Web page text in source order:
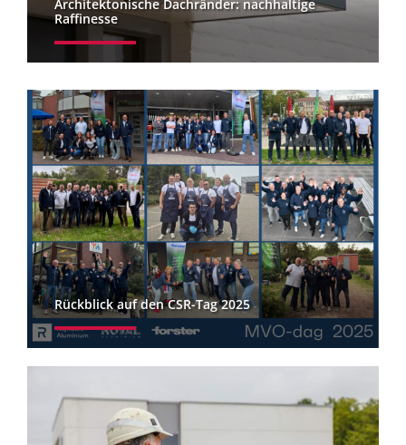
Architektonische Dachränder: nachhaltige
Raffinesse
Rückblick auf den CSR-Tag 2025